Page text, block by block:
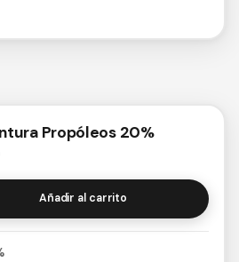
Propóleos 20%
Añadir al carrito